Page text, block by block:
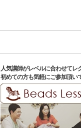
人気講師がレベルに合わせてレ
初めての方も気軽にご参加頂い